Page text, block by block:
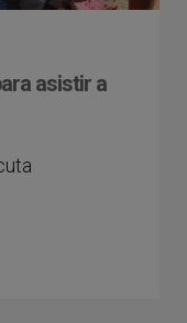
asistir a